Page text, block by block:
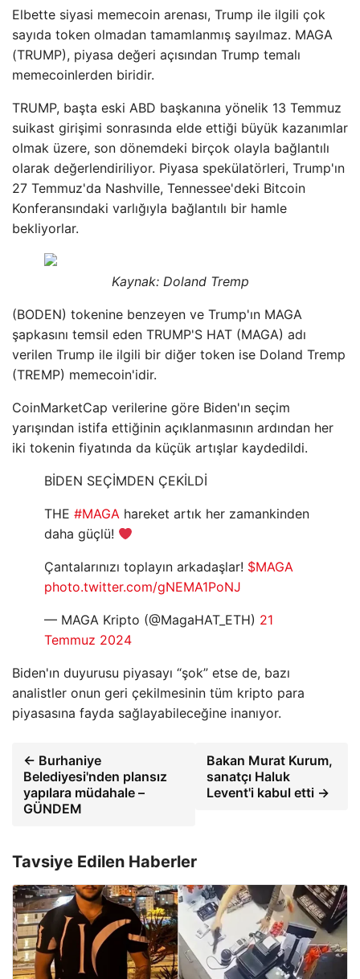
Elbette siyasi memecoin arenası, Trump ile ilgili çok
sayıda token olmadan tamamlanmış sayılmaz. MAGA
(TRUMP), piyasa değeri açısından Trump temalı
memecoinlerden biridir.
TRUMP, başta eski ABD başkanına yönelik 13 Temmuz
suikast girişimi sonrasında elde ettiği büyük kazanımlar
olmak üzere, son dönemdeki birçok olayla bağlantılı
olarak değerlendiriliyor. Piyasa spekülatörleri, Trump'ın
27 Temmuz'da Nashville, Tennessee'deki Bitcoin
Konferansındaki varlığıyla bağlantılı bir hamle
bekliyorlar.
Kaynak: Doland Tremp
(BODEN) tokenine benzeyen ve Trump'ın MAGA
şapkasını temsil eden TRUMP'S HAT (MAGA) adı
verilen Trump ile ilgili bir diğer token ise Doland Tremp
(TREMP) memecoin'idir.
CoinMarketCap verilerine göre Biden'ın seçim
yarışından istifa ettiğinin açıklanmasının ardından her
iki tokenin fiyatında da küçük artışlar kaydedildi.
BİDEN SEÇİMDEN ÇEKİLDİ
THE #MAGA hareket artık her zamankinden
daha güçlü!
Çantalarınızı toplayın arkadaşlar! $MAGA
photo.twitter.com/gNEMA1PoNJ
— MAGA Kripto (@MagaHAT_ETH) 21
Temmuz 2024
Biden'ın duyurusu piyasayı “şok” etse de, bazı
analistler onun geri çekilmesinin tüm kripto para
piyasasına fayda sağlayabileceğine inanıyor.
← Burhaniye
Belediyesi'nden plansız
yapılara müdahale –
GÜNDEM
Bakan Murat Kurum,
sanatçı Haluk
Levent'i kabul etti →
Tavsiye Edilen Haberler